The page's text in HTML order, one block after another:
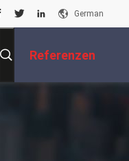
German
Referenzen